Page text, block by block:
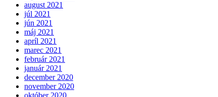
august 2021
júl 2021
jún 2021
máj 2021
apríl 2021
marec 2021
február 2021
január 2021
december 2020
november 2020
október 2020